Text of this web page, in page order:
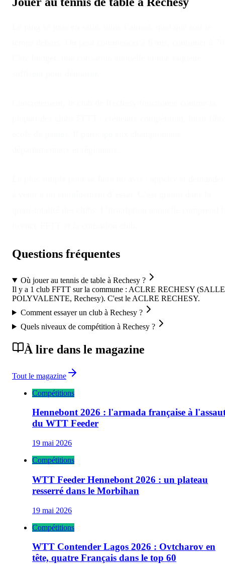
Questions fréquentes
Où jouer au tennis de table à Rechesy ?
Il y a 1 club FFTT sur la commune : ACLRE RECHESY (SALLE
POLYVALENTE, Rechesy). C'est le ACLRE RECHESY.
Comment essayer un club à Rechesy ?
Quels niveaux de compétition à Rechesy ?
À lire dans le magazine
Tout le magazine
Compétitions
Hennebont 2026 : l'armada française à
du WTT Feeder
19 mai 2026
Compétitions
WTT Feeder Hennebont 2026 : un plateau
resserré dans le Morbihan
19 mai 2026
Compétitions
WTT Contender Lagos 2026 : Ovtcharov en
tête, quatre Français dans le top 60